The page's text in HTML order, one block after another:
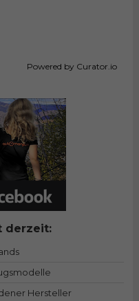
Powered by Curator.io
derzeit:
Hersteller